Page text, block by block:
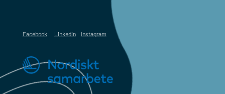
Facebook Linkedin Instagram